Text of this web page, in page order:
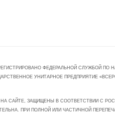
ФЕДЕРАЛЬНОЙ СЛУЖБОЙ
УНИТАРНОЕ ПРЕДПРИЯТИЕ
САЙТЕ, ЗАЩИЩЕНЫ В СООТВЕТСТВИИ С
ПРИ ПОЛНОЙ ИЛИ ЧАСТИЧНОЙ